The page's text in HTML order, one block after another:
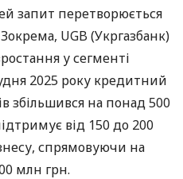
запит перетворюється
UGB (Укргазбанк)
у сегменті
2025 року кредитний
збільшився на понад 500
від 150 до 200
спрямовуючи на
млн грн.